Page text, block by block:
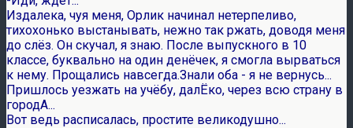
Издалека, чуя меня, Орлик начинал нетерпеливо,
тихохонько выстанывать, нежно так ржать, доводя меня
до слёз. Он скучал, я знаю. После выпускного в 10
классе, буквально на один денёчек, я смогла вырваться
к нему. Прощались навсегда.Знали оба - я не вернусь...
Пришлось уезжать на учёбу, далЁко, через всю страну в
городА...
Вот ведь расписалась, простите великодушно...